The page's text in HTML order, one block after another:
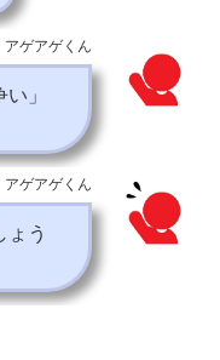
アゲアゲくん
」
アゲアゲくん
う